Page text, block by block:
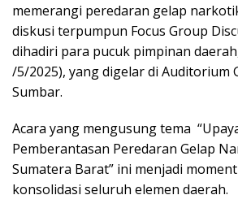
memerangi peredaran gelap
diskusi terpumpun Focus Group
dihadiri para pucuk pimpinan
/5/2025), yang digelar di Auditorium
Sumbar.
Acara yang mengusung tema
Pemberantasan Peredaran Gelap
Sumatera Barat” ini menjadi
konsolidasi seluruh elemen daerah.